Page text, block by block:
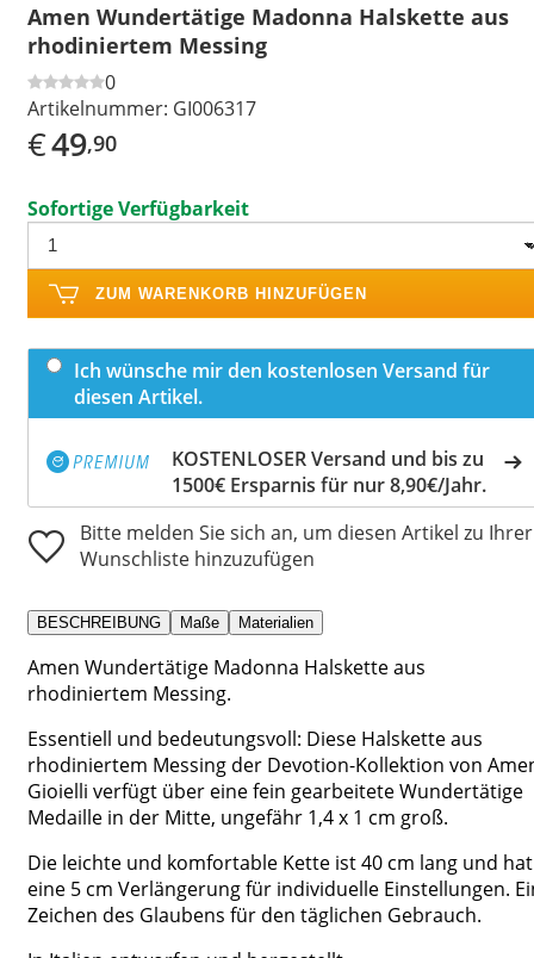
Amen Wundertätige Madonna Halskette aus
rhodiniertem Messing
0
Artikelnummer: GI006317
€49,90
Sofortige Verfügbarkeit
ZUM WARENKORB HINZUFÜGEN
Ich wünsche mir den kostenlosen Versand für
diesen Artikel.
KOSTENLOSER Versand und bis zu
1500€ Ersparnis für nur 8,90€/Jahr.
Bitte melden Sie sich an, um diesen Artikel zu Ihrer
Wunschliste hinzuzufügen
BESCHREIBUNG Maße Materialien
Amen Wundertätige Madonna Halskette aus
rhodiniertem Messing.
Essentiell und bedeutungsvoll: Diese Halskette aus
rhodiniertem Messing der Devotion-Kollektion von
Gioielli verfügt über eine fein gearbeitete Wundertätige
Medaille in der Mitte, ungefähr 1,4 x 1 cm groß.
Die leichte und komfortable Kette ist 40 cm lang und hat
eine 5 cm Verlängerung für individuelle Einstellungen.
Zeichen des Glaubens für den täglichen Gebrauch.